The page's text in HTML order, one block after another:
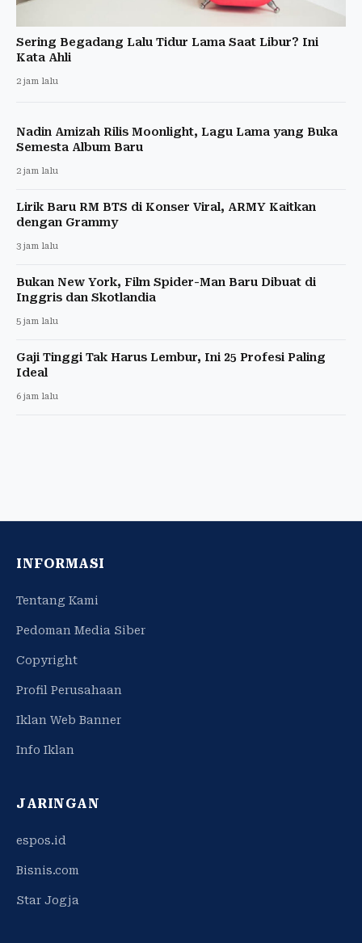
Sering Begadang Lalu Tidur Lama Saat Libur? Ini
Kata Ahli
2 jam lalu
Nadin Amizah Rilis Moonlight, Lagu Lama yang Buka
Semesta Album Baru
2 jam lalu
Lirik Baru RM BTS di Konser Viral, ARMY Kaitkan
dengan Grammy
3 jam lalu
Bukan New York, Film Spider-Man Baru Dibuat di
Inggris dan Skotlandia
5 jam lalu
Gaji Tinggi Tak Harus Lembur, Ini 25 Profesi Paling
Ideal
6 jam lalu
INFORMASI
Tentang Kami
Pedoman Media Siber
Copyright
Profil Perusahaan
Iklan Web Banner
Info Iklan
JARINGAN
espos.id
Bisnis.com
Star Jogja